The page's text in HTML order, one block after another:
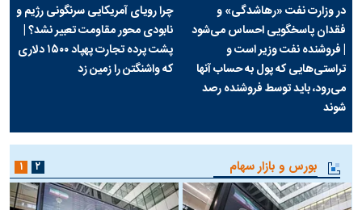
در وزارت نفت «رهاشدگی» و
فقدان پاسخگویی احساس می‌شود
| فروشنده نفت وزیر است و
تراستی‌هایی که پول به حساب آنها
می‌رود، باید توسط فروشنده رصد
شوند
چرا رویای آمریکایی سرنگونی رژیم و
نابودی محور مقاومت تعبیر نشد؟ |
پشت پرده تجارت پهپاد‌ ۱۵۰۰ دلاری
که واشنگتن را زمین زد
بورس و بازار سهام ۱ ۲